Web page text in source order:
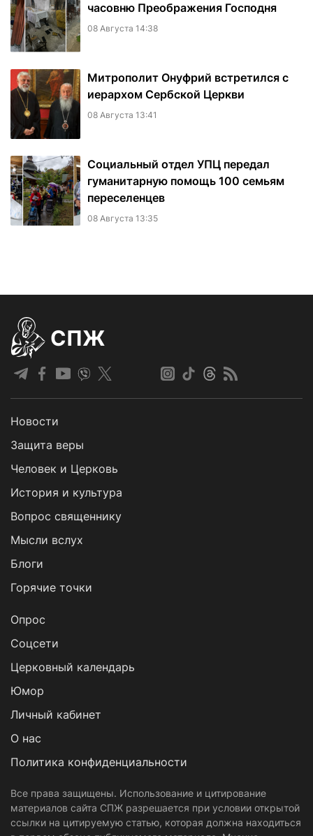
часовню Преображения Господня
08 Августа 14:38
Митрополит Онуфрий встретился с
иерархом Сербской Церкви
08 Августа 13:41
Социальный отдел УПЦ передал
гуманитарную помощь 100 семьям
переселенцев
08 Августа 13:35
СПЖ
Новости
Защита веры
Человек и Церковь
История и культура
Вопрос священнику
Мысли вслух
Блоги
Горячие точки
Опрос
Cоцсети
Церковный календарь
Юмор
Личный кабинет
О нас
Политика конфиденциальности
Все права защищены. Использование и цитирование
материалов сайта СПЖ разрешается при условии открытой
ссылки на цитируемую статью, которая должна находиться